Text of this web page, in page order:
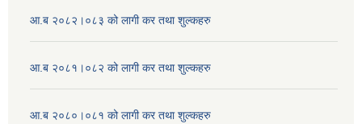
आ.ब २०८२।०८३ को लागी कर तथा शुल्कहरु
आ.ब २०८१।०८२ को लागी कर तथा शुल्कहरु
आ.ब २०८०।०८१ को लागी कर तथा शुल्कहरु